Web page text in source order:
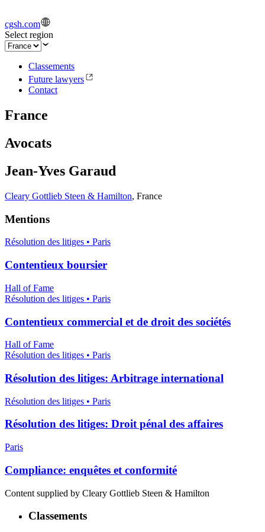
cgsh.com
Select region
Classements
Future lawyers
Contact
France
Avocats
Jean-Yves Garaud
Cleary Gottlieb Steen & Hamilton, France
Mentions
Résolution des litiges • Paris
Contentieux boursier
Hall of Fame
Résolution des litiges • Paris
Contentieux commercial et de droit des sociétés
Hall of Fame
Résolution des litiges • Paris
Résolution des litiges: Arbitrage international
Résolution des litiges • Paris
Résolution des litiges: Droit pénal des affaires
Paris
Compliance: enquêtes et conformité
Content supplied by Cleary Gottlieb Steen & Hamilton
Classements